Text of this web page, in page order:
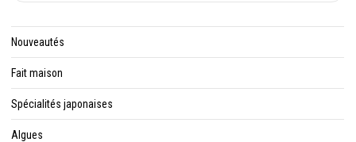
Nouveautés
Fait maison
Spécialités japonaises
Algues